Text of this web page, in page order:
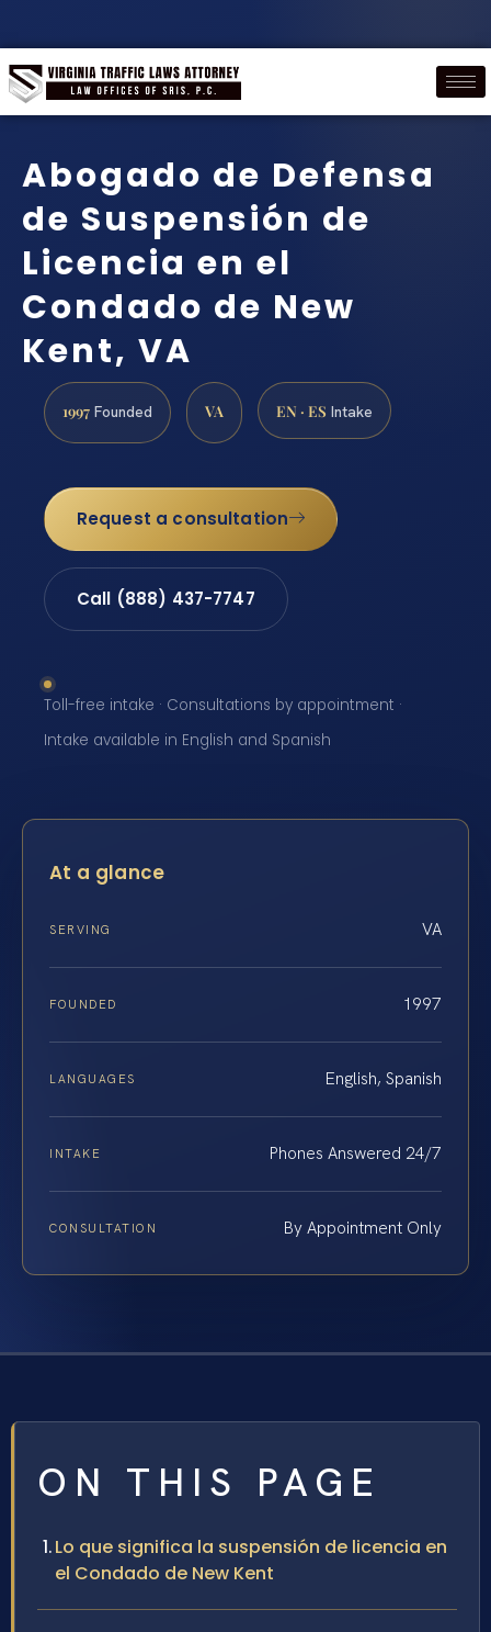
Abogado de Defensa
de Suspensión de
Licencia en el
Condado de New
Kent, VA
1997 Founded VA EN · ES Intake
Request a consultation
Call (888) 437-7747
Toll-free intake · Consultations by appointment ·
Intake available in English and Spanish
At a glance
SERVING VA
FOUNDED 1997
LANGUAGES English, Spanish
INTAKE Phones Answered 24/7
CONSULTATION By Appointment Only
ON THIS PAGE
Lo que significa la suspensión de licencia en
el Condado de New Kent